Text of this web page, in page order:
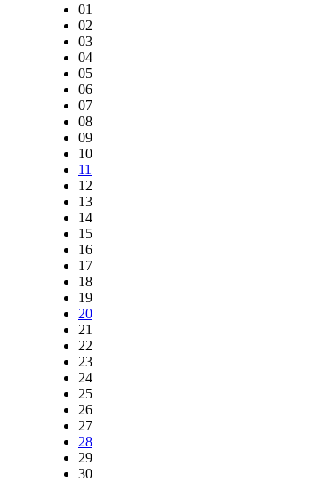
01
02
03
04
05
06
07
08
09
10
11
12
13
14
15
16
17
18
19
20
21
22
23
24
25
26
27
28
29
30